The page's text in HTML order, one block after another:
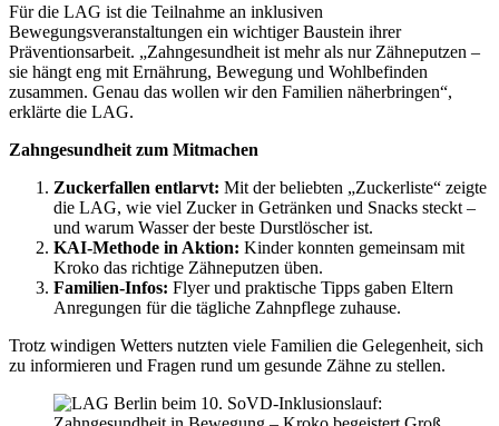
Für die LAG ist die Teilnahme an inklusiven
Bewegungsveranstaltungen ein wichtiger Baustein ihrer
Präventionsarbeit. „Zahngesundheit ist mehr als nur Zähneputzen –
sie hängt eng mit Ernährung, Bewegung und Wohlbefinden
zusammen. Genau das wollen wir den Familien näherbringen“,
erklärte die LAG.
Zahngesundheit zum Mitmachen
Zuckerfallen entlarvt: Mit der beliebten „Zuckerliste“ zeigte
die LAG, wie viel Zucker in Getränken und Snacks steckt –
und warum Wasser der beste Durstlöscher ist.
KAI-Methode in Aktion: Kinder konnten gemeinsam mit
Kroko das richtige Zähneputzen üben.
Familien-Infos: Flyer und praktische Tipps gaben Eltern
Anregungen für die tägliche Zahnpflege zuhause.
Trotz windigen Wetters nutzten viele Familien die Gelegenheit, sich
zu informieren und Fragen rund um gesunde Zähne zu stellen.